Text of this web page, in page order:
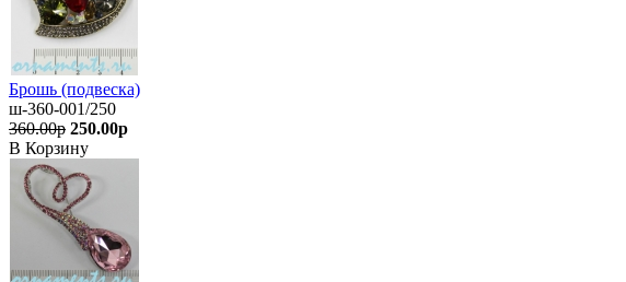
Брошь (подвеска)
ш-360-001/250
360.00р 250.00р
В Корзину